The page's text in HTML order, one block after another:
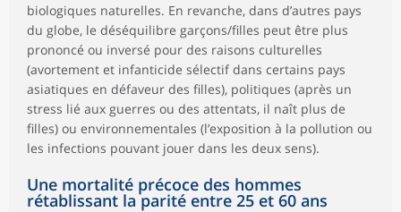
biologiques naturelles. En revanche, dans d’autres pays
du globe, le déséquilibre garçons/filles peut être plus
prononcé ou inversé pour des raisons culturelles
(avortement et infanticide sélectif dans certains pays
asiatiques en défaveur des filles), politiques (après un
stress lié aux guerres ou des attentats, il naît plus de
filles) ou environnementales (l’exposition à la pollution ou
les infections pouvant jouer dans les deux sens).
Une mortalité précoce des hommes
rétablissant la parité entre 25 et 60 ans